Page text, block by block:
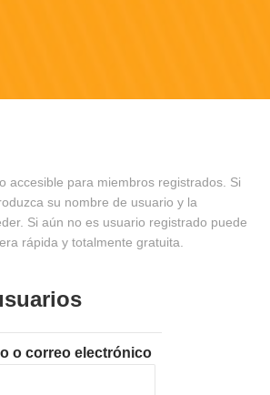
accesible para miembros registrados. Si
su nombre de usuario y la
Si aún no es usuario registrado puede
rápida y totalmente gratuita.
o correo electrónico